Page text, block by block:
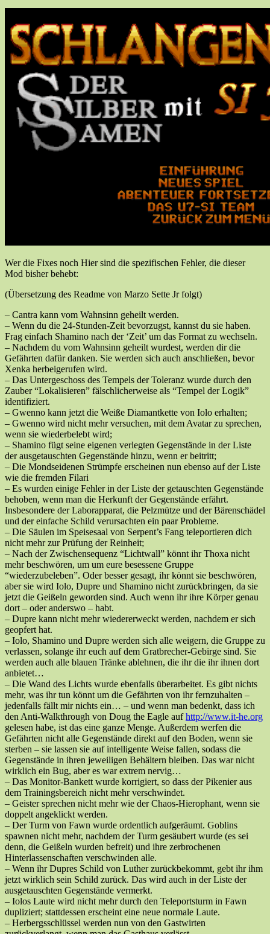
Wer die Fixes noch Hier sind die spezifischen Fehler, die dieser
Mod bisher behebt:
(Übersetzung des Readme von Marzo Sette Jr folgt)
– Cantra kann vom Wahnsinn geheilt werden.
– Wenn du die 24-Stunden-Zeit bevorzugst, kannst du sie haben.
Frag einfach Shamino nach der ‘Zeit’ um das Format zu wechseln.
– Nachdem du vom Wahnsinn geheilt wurdest, werden dir die
Gefährten dafür danken. Sie werden sich auch anschließen, bevor
Xenka herbeigerufen wird.
– Das Untergeschoss des Tempels der Toleranz wurde durch den
Zauber “Lokalisieren” fälschlicherweise als “Tempel der Logik”
identifiziert.
– Gwenno kann jetzt die Weiße Diamantkette von Iolo erhalten;
– Gwenno wird nicht mehr versuchen, mit dem Avatar zu sprechen,
wenn sie wiederbelebt wird;
– Shamino fügt seine eigenen verlegten Gegenstände in der Liste
der ausgetauschten Gegenstände hinzu, wenn er beitritt;
– Die Mondseidenen Strümpfe erscheinen nun ebenso auf der Liste
wie die fremden Filari
– Es wurden einige Fehler in der Liste der getauschten Gegenstände
behoben, wenn man die Herkunft der Gegenstände erfährt.
Insbesondere der Laborapparat, die Pelzmütze und der Bärenschädel
und der einfache Schild verursachten ein paar Probleme.
– Die Säulen im Speisesaal von Serpent’s Fang teleportieren dich
nicht mehr zur Prüfung der Reinheit;
– Nach der Zwischensequenz “Lichtwall” könnt ihr Thoxa nicht
mehr beschwören, um um eure besessene Gruppe
“wiederzubeleben”. Oder besser gesagt, ihr könnt sie beschwören,
aber sie wird Iolo, Dupre und Shamino nicht zurückbringen, da sie
jetzt die Geißeln geworden sind. Auch wenn ihr ihre Körper genau
dort – oder anderswo – habt.
– Dupre kann nicht mehr wiedererweckt werden, nachdem er sich
geopfert hat.
– Iolo, Shamino und Dupre werden sich alle weigern, die Gruppe zu
verlassen, solange ihr euch auf dem Gratbrecher-Gebirge sind. Sie
werden auch alle blauen Tränke ablehnen, die ihr die ihr ihnen dort
anbietet…
– Die Wand des Lichts wurde ebenfalls überarbeitet. Es gibt nichts
mehr, was ihr tun könnt um die Gefährten von ihr fernzuhalten –
jedenfalls fällt mir nichts ein… – und wenn man bedenkt, dass ich
den Anti-Walkthrough von Doug the Eagle aufhttp://www.it-he.org
gelesen habe, ist das eine ganze Menge. Außerdem werfen die
Gefährten nicht alle Gegenstände direkt auf den Boden, wenn sie
sterben – sie lassen sie auf intelligente Weise fallen, sodass die
Gegenstände in ihren jeweiligen Behältern bleiben. Das war nicht
wirklich ein Bug, aber es war extrem nervig…
– Das Monitor-Bankett wurde korrigiert, so dass der Pikenier aus
dem Trainingsbereich nicht mehr verschwindet.
– Geister sprechen nicht mehr wie der Chaos-Hierophant, wenn sie
doppelt angeklickt werden.
– Der Turm von Fawn wurde ordentlich aufgeräumt. Goblins
spawnen nicht mehr, nachdem der Turm gesäubert wurde (es sei
denn, die Geißeln wurden befreit) und ihre zerbrochenen
Hinterlassenschaften verschwinden alle.
– Wenn ihr Dupres Schild von Luther zurückbekommt, gebt ihr ihm
jetzt wirklich sein Schild zurück. Das wird auch in der Liste der
ausgetauschten Gegenstände vermerkt.
– Iolos Laute wird nicht mehr durch den Teleportsturm in Fawn
dupliziert; stattdessen erscheint eine neue normale Laute.
– Herbergsschlüssel werden nun von den Gastwirten